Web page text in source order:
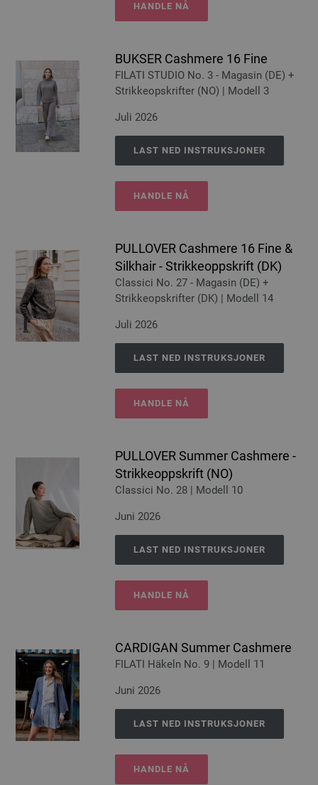
HANDLE NÅ
BUKSER Cashmere 16 Fine
FILATI STUDIO No. 3 - Magasin (DE) +
Strikkeopskrifter (NO) | Modell 3
Juli 2026
LAST NED INSTRUKSJONER
HANDLE NÅ
PULLOVER Cashmere 16 Fine &
Silkhair - Strikkeoppskrift (DK)
Classici No. 27 - Magasin (DE) +
Strikkeopskrifter (DK) | Modell 14
Juli 2026
LAST NED INSTRUKSJONER
HANDLE NÅ
PULLOVER Summer Cashmere -
Strikkeoppskrift (NO)
Classici No. 28 | Modell 10
Juni 2026
LAST NED INSTRUKSJONER
HANDLE NÅ
CARDIGAN Summer Cashmere
FILATI Häkeln No. 9 | Modell 11
Juni 2026
LAST NED INSTRUKSJONER
HANDLE NÅ